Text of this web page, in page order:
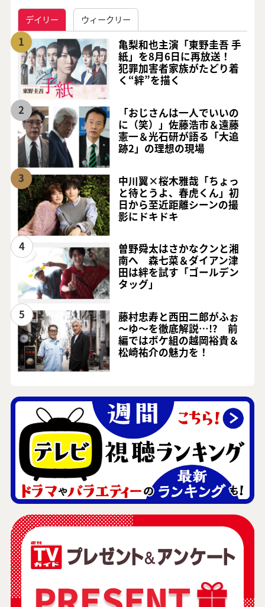
デイリー ウィークリー
1
亀梨和也主演「東野圭吾 手
紙」を8月6日に再放送！
犯罪加害者家族がたどり着
く“絆”を描く
2
「おじさんは一人でいいの
に（笑）」佐藤浩市＆遠藤
憲一＆光石研が語る「大追
跡2」の理想の現場
3
中川翼×桜木雅哉「ちょっ
と待とうよ、春虎くん」初
日から至近距離シーンの撮
影にドキドキ
4
曽野舜太はさかなクンと湘
南へ 森七菜＆ダイアン津
田は絆を試す「ゴールデン
タッグ」
5
藤村忠寿と西田二郎がふぉ
～ゆ～を徹底解説…!? 前
編ではボケ組の越岡裕貴＆
松崎祐介の魅力を！